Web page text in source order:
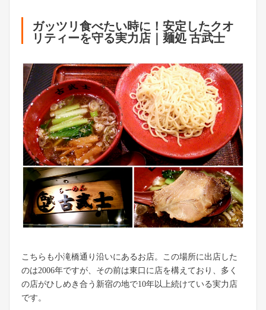
ガッツリ食べたい時に！安定したクオ
リティーを守る実力店｜麺処 古武士
こちらも小滝橋通り沿いにあるお店。この場所に出店した
のは2006年ですが、その前は東口に店を構えており、多く
の店がひしめき合う新宿の地で10年以上続けている実力店
です。